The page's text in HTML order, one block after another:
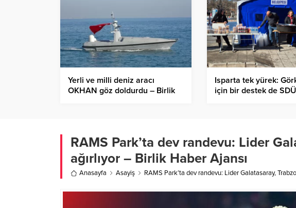
Yerli ve milli deniz aracı
OKHAN göz doldurdu – Birlik
Isparta tek yürek:
için bir destek de SDÜ
RAMS Park’ta dev randevu: Lider
ağırlıyor – Birlik Haber Ajansı
Anasayfa Asayiş RAMS Park’ta dev randevu: Lider Galatasaray,